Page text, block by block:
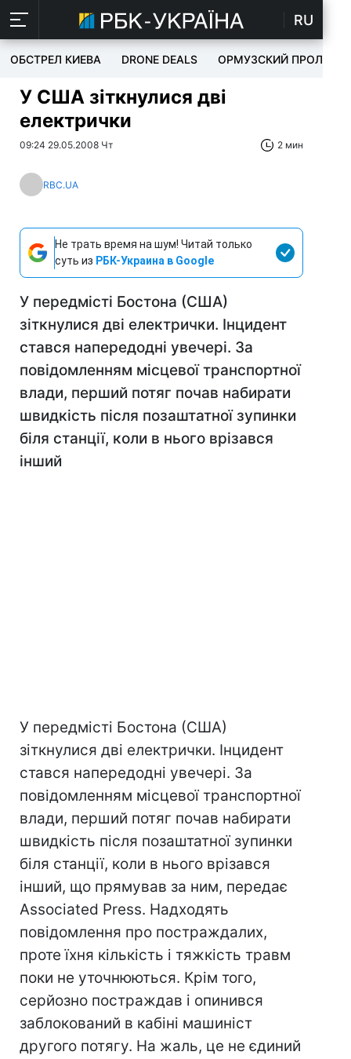
RU
ОБСТРЕЛ КИЕВА DRONE DEALS ОРМУЗСКИЙ ПРОЛИВ
У США зіткнулися дві
електрички
09:24 29.05.2008 Чт 2 мин
RBC.UA
Не трать время на шум! Читай только
суть из РБК-Украина в Google
У передмісті Бостона (США)
зіткнулися дві електрички. Інцидент
стався напередодні увечері. За
повідомленням місцевої транспортної
влади, перший потяг почав набирати
швидкість після позаштатної зупинки
біля станції, коли в нього врізався
інший
У передмісті Бостона (США)
зіткнулися дві електрички. Інцидент
стався напередодні увечері. За
повідомленням місцевої транспортної
влади, перший потяг почав набирати
швидкість після позаштатної зупинки
біля станції, коли в нього врізався
інший, що прямував за ним, передає
Associated Press. Надходять
повідомлення про постраждалих,
проте їхня кількість і тяжкість травм
поки не уточнюються. Крім того,
серйозно постраждав і опинився
заблокований в кабіні машиніст
другого потягу. На жаль, це не єдиний